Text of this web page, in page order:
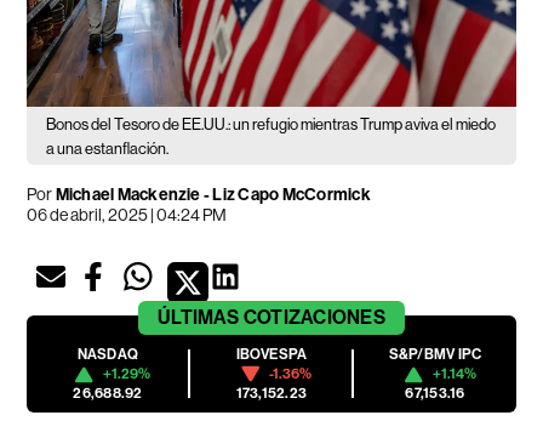
Bonos del Tesoro de EE.UU.: un refugio mientras Trump aviva el miedo
a una estanflación.
PorMichael Mackenzie - Liz Capo McCormick
06 de abril, 2025 | 04:24 PM
ÚLTIMAS COTIZACIONES
NASDAQ
+1.29%
26,688.92
IBOVESPA
-1.36%
173,152.23
S&P/BMV IPC
+1.14%
67,153.16